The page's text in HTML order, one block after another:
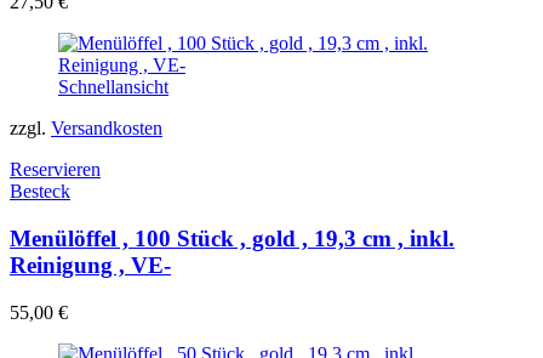
Schnellansicht
zzgl. Versandkosten
Reservieren
Besteck
Menülöffel , 100 Stück , gold , 19,3 cm , inkl.
Reinigung , VE-
55,00 €